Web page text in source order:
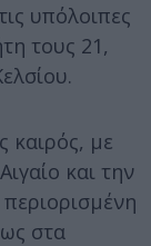
υπόλοιπες
τους 21,
καιρός, με
και την
στα